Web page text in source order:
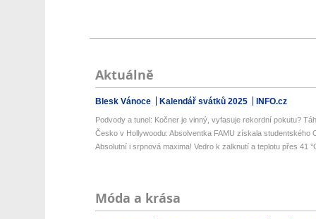
Aktuálně
Blesk Vánoce Kalendář svátků 2025 INFO.cz
Podvody a tunel: Kočner je vinný, vyfasuje rekordní pokutu?
Česko v Hollywoodu: Absolventka FAMU získala studentského
Absolutní i srpnová maxima! Vedro k zalknutí a teplotu přes 41
Móda a krása